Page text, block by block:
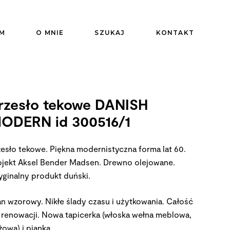
O MNIE SZUKAJ KONTAKT
tekowe DANISH
id 300516/1
tekowe. Piękna modernistyczna forma lat 60.
Aksel Bender Madsen. Drewno olejowane.
produkt duński.
wzorowy. Nikłe ślady czasu i użytkowania. Całość
Nowa tapicerka (włoska wełna meblowa,
i pianka.